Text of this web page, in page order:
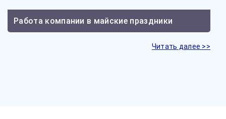
Работа компании в майские праздники
Читать далее >>